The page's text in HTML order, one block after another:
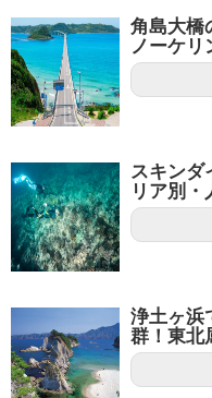
角島大橋
ノーケリ
スキン
リア別・
浄土ヶ浜
群！東北